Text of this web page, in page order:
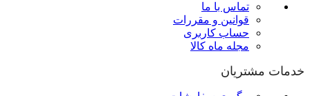
تماس با ما
قوانین و مقررات
حساب کاربری
مجله ماه کالا
خدمات مشتریان